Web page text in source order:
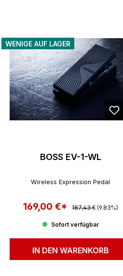
WENIGE AUF LAGER
BOSS EV-1-WL
Wireless Expression Pedal
Verkaufspreis:
169,00 €* Regulärer Preis:
187,43 € (9.83%)
Sofort verfügbar
IN DEN WARENKORB